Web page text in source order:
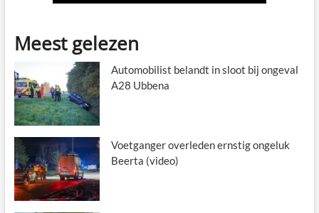
Meest gelezen
Automobilist belandt in sloot bij ongeval
A28 Ubbena
Voetganger overleden ernstig ongeluk
Beerta (video)